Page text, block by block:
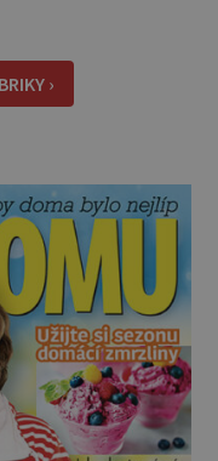
na výletě,
žádné místo
›